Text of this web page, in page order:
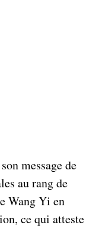
message de
au rang de
Wang Yi en
ce qui atteste